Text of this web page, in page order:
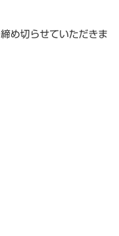
め切らせていただきま